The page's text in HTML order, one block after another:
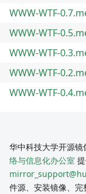
WWW-WTF-
WWW-WTF-
WWW-WTF-
WWW-WTF-
WWW-WTF-
华中科技大学开源镜
络与信息化办公室
件源、安装镜像、完